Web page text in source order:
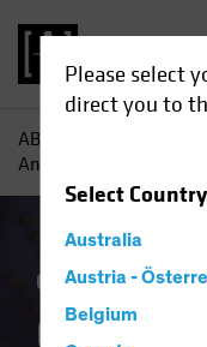
Please select
direct you to
SelectCountry
Australia
Austria -
Belgium
AB
Anleger die
China